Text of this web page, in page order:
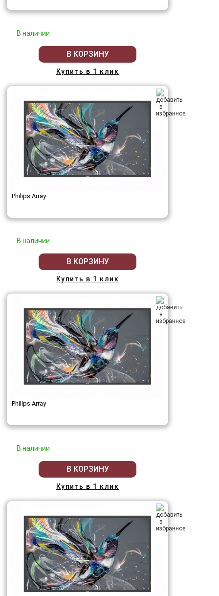
В наличии
В КОРЗИНУ
Купить в 1 клик
Philips Array
В наличии
В КОРЗИНУ
Купить в 1 клик
Philips Array
В наличии
В КОРЗИНУ
Купить в 1 клик